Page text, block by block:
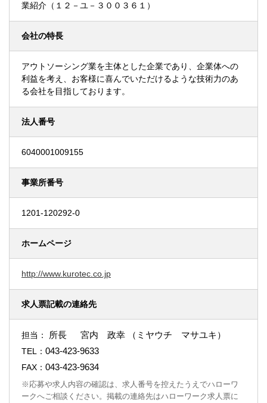
業紹介（１２－ユ－３００３６１）
会社の特長
アウトソーシング業を主体とした企業であり、企業体への
利益を考え、お客様に喜んでいただけるような技術力のあ
る会社を目指しております。
法人番号
6040001009155
事業所番号
1201-120292-0
ホームページ
http://www.kurotec.co.jp
求人票記載の連絡先
担当： 所長 宮内 政幸 （ミヤウチ マサユキ）
TEL： 043-423-9633
FAX： 043-423-9634
※応募や求人内容の確認は、求人番号を控えたうえでハローワ
ークへご相談ください。掲載の連絡先はハローワーク求人票に